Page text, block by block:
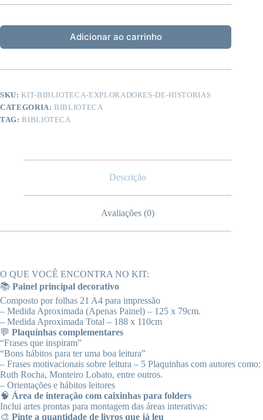
Adicionar ao carrinho
SKU:KIT-BIBLIOTECA-EXPLORADORES-DE-HISTORIAS
CATEGORIA:BIBLIOTECA
TAG:BIBLIOTECA
Descrição
Avaliações (0)
O QUE VOCÊ ENCONTRA NO KIT:
📚 Painel principal decorativo
Composto por folhas 21 A4 para impressão
– Medida Aproximada (Apenas Painel) – 125 x 79cm.
– Medida Aproximada Total – 188 x 110cm
💬 Plaquinhas complementares
“Frases que inspiram”
“Bons hábitos para ter uma boa leitura”
– Frases motivacionais sobre leitura – 5 Plaquinhas com autores como:
Ruth Rocha, Monteiro Lobato, entre outros.
– Orientações e hábitos leitores
🧠 Área de interação com caixinhas para folders
Inclui artes prontas para montagem das áreas interativas:
🎨 Pinte a quantidade de livros que já leu